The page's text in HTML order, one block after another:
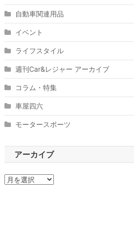
自動車関連用品
イベント
ライフスタイル
週刊Car&レジャー アーカイブ
コラム・特集
車屋四六
モータースポーツ
アーカイブ
ア